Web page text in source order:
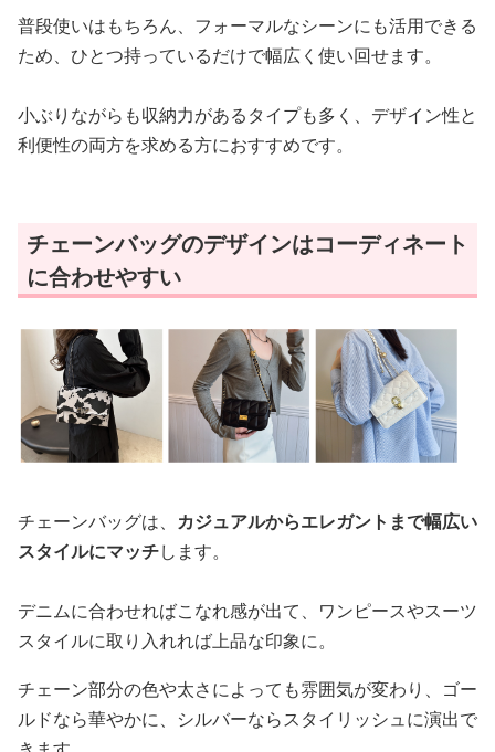
普段使いはもちろん、フォーマルなシーンにも活用できる
ため、ひとつ持っているだけで幅広く使い回せます。
小ぶりながらも収納力があるタイプも多く、デザイン性と
利便性の両方を求める方におすすめです。
チェーンバッグのデザインはコーディネート
に合わせやすい
チェーンバッグは、 カジュアルからエレガントまで幅広い
スタイルにマッチします。
デニムに合わせればこなれ感が出て、ワンピースやスーツ
スタイルに取り入れれば上品な印象に。
チェーン部分の色や太さによっても雰囲気が変わり、ゴー
ルドなら華やかに、シルバーならスタイリッシュに演出で